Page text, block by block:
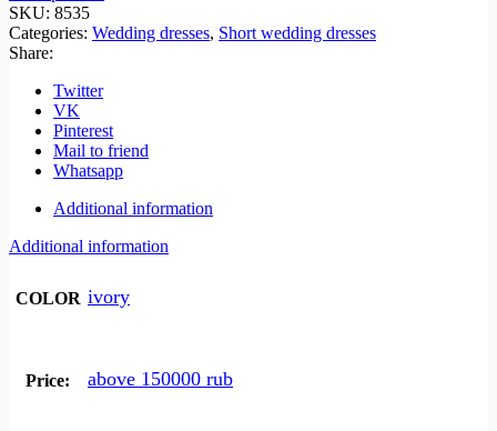
SKU: 8535
Categories: Wedding dresses, Short wedding dresses
Share:
Twitter
VK
Pinterest
Mail to friend
Whatsapp
Additional information
Additional information
COLOR ivory
Price: above 150000 rub